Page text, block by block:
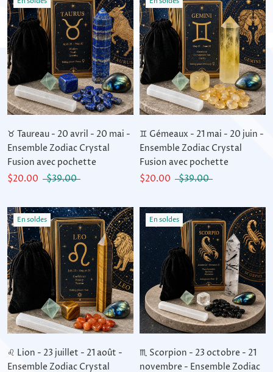
♉ Taureau - 20 avril - 20 mai -
Ensemble Zodiac Crystal
Fusion avec pochette
$20.00
$39.00
♊ Gémeaux - 21 mai - 20 juin -
Ensemble Zodiac Crystal
Fusion avec pochette
$20.00
$39.00
En soldes
♌ Lion - 23 juillet - 21 août -
Ensemble Zodiac Crystal
En soldes
♏ Scorpion - 23 octobre - 21
novembre - Ensemble Zodiac